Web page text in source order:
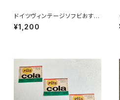
ドイツヴィンテージソフビおすま
しネコ？B7
¥1,200